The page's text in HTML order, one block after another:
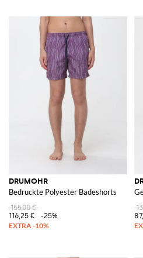
DRUMOHR
Bedruckte Polyester Badeshorts
155,00 €
116,25 €
-25%